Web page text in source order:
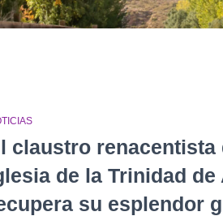
claustro renacentista
de la Trinidad de
su esplendor